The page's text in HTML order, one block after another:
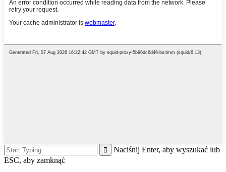
Naciśnij Enter, aby wyszukać lub
ESC, aby zamknąć